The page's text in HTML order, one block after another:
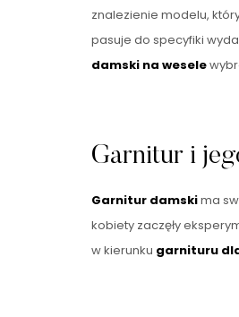
znalezienie modelu,
pasuje do specyfiki
damski na wesele
Garnitur i
Garnitur damskima
kobiety zaczęły
w kierunku garnituru